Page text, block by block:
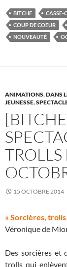
e
b
o
k
itt
er
BITCHE
CASSE-
COUP DE COEUR
NOUVEAUTÉ
ANIMATIONS,DANS
JEUNESSE,
TROLLS
15 OCTOBRE 2014
« Sorcières, trolls
Véronique de
Des sorcières et
trolls qui